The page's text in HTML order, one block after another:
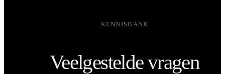
KENNISBANK
Veelgestelde vragen